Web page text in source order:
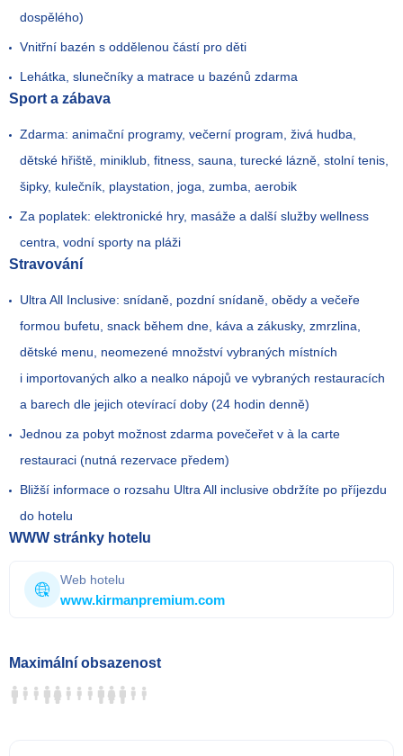
dospělého)
Vnitřní bazén s oddělenou částí pro děti
Lehátka, slunečníky a matrace u bazénů zdarma
Sport a zábava
Zdarma: animační programy, večerní program, živá hudba,
dětské hřiště, miniklub, fitness, sauna, turecké lázně, stolní tenis,
šipky, kulečník, playstation, joga, zumba, aerobik
Za poplatek: elektronické hry, masáže a další služby wellness
centra, vodní sporty na pláži
Stravování
Ultra All Inclusive: snídaně, pozdní snídaně, obědy a večeře
formou bufetu, snack během dne, káva a zákusky, zmrzlina,
dětské menu, neomezené množství vybraných místních
i importovaných alko a nealko nápojů ve vybraných restauracích
a barech dle jejich otevírací doby (24 hodin denně)
Jednou za pobyt možnost zdarma povečeřet v à la carte
restauraci (nutná rezervace předem)
Bližší informace o rozsahu Ultra All inclusive obdržíte po příjezdu
do hotelu
WWW stránky hotelu
Web hotelu
www.kirmanpremium.com
Maximální obsazenost